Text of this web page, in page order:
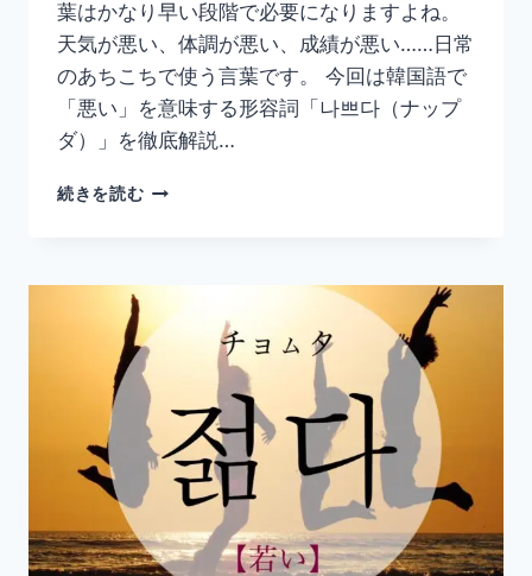
義
語
と
め】
葉はかなり早い段階で必要になりますよね。
天気が悪い、体調が悪い、成績が悪い……日常
のあちこちで使う言葉です。 今回は韓国語で
「悪い」を意味する形容詞「나쁘다（ナップ
ダ）」を徹底解説…
続きを読む韓
쁘
の
意
味
と
使
い
方
悪
い